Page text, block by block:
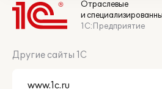
Отраслевые
и
1С:Предприятие
Другие сайты 1С